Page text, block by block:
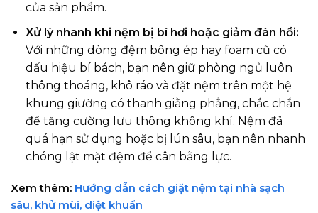
của sản phẩm.
Xử lý nhanh khi nệm bị bí hơi hoặc giảm đàn hồi:
Với những dòng đệm bông ép hay foam cũ có
dấu hiệu bí bách, bạn nên giữ phòng ngủ luôn
thông thoáng, khô ráo và đặt nệm trên một hệ
khung giường có thanh giằng phẳng, chắc chắn
để tăng cường lưu thông không khí. Nệm đã
quá hạn sử dụng hoặc bị lún sâu, bạn nên nhanh
chóng lật mặt đệm để cân bằng lực.
Xem thêm: Hướng dẫn cách giặt nệm tại nhà sạch
sâu, khử mùi, diệt khuẩn